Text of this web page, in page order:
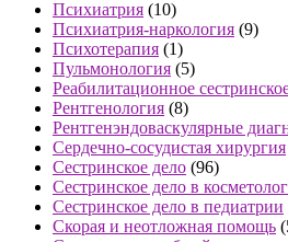
Психиатрия (10)
Психиатрия-наркология (9)
Психотерапия (1)
Пульмонология (5)
Реабилитационное
Рентгенология (8)
Рентгенэндоваскулярные
Сердечно-сосудистая хирургия
Сестринское дело (96)
Сестринское дело в
Сестринское дело в педиатрии
Скорая и неотложная помощь